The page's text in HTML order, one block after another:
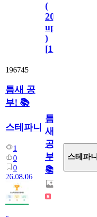
(
2023.11.1
update
)
[110
196745
틈새 공
부! 📚
스테파니
1
0
0
26.08.06
틈
새
공
부!
📚
스테파니